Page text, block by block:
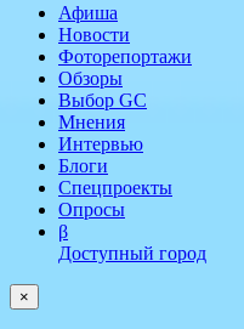
Афиша
Новости
Фоторепортажи
Обзоры
Выбор GC
Мнения
Интервью
Блоги
Спецпроекты
Опросы
β
Доступный город
×